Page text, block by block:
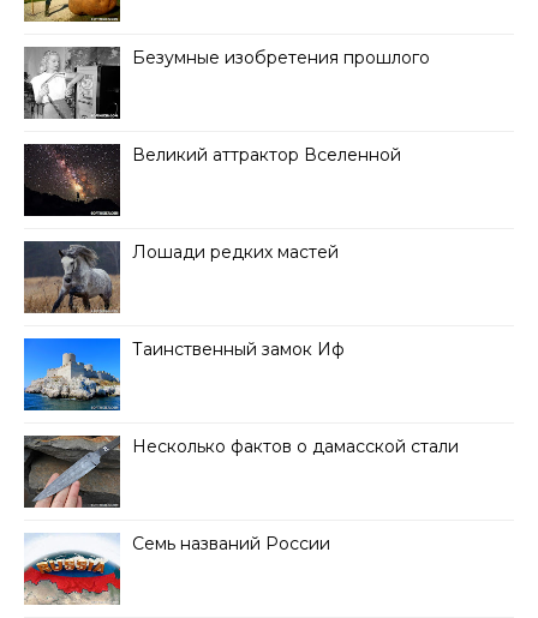
Безумные изобретения прошлого
Великий аттрактор Вселенной
Лошади редких мастей
Таинственный замок Иф
Несколько фактов о дамасской стали
Семь названий России